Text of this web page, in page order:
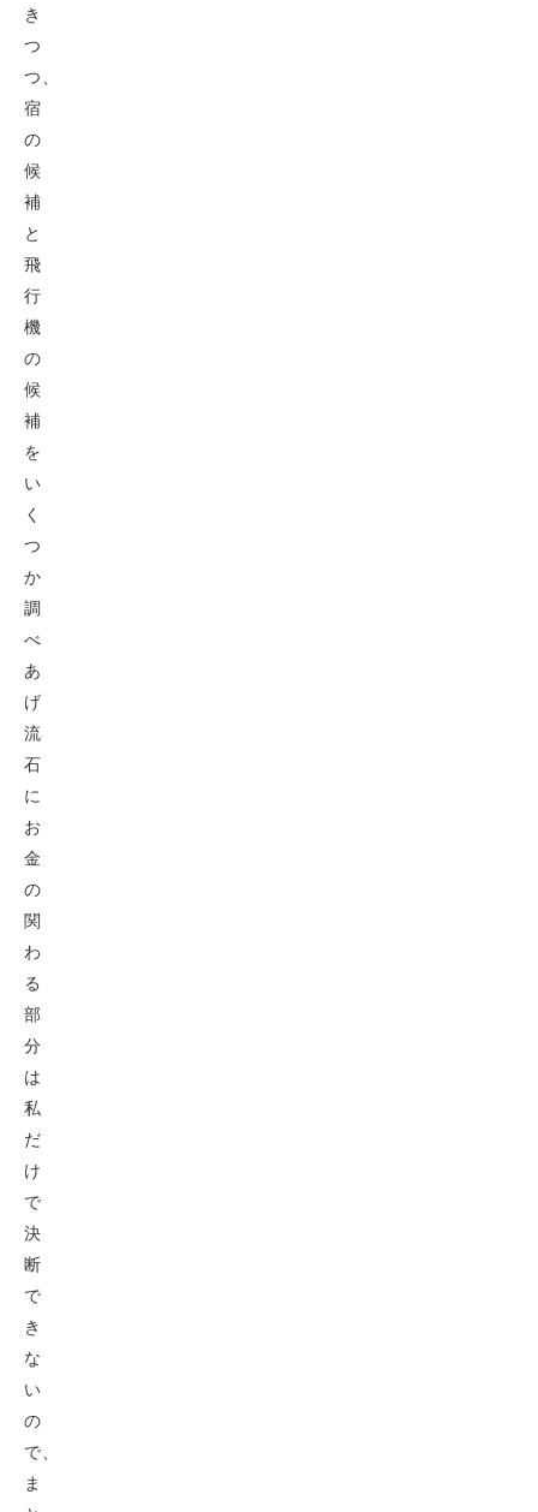
き
つ
つ、
宿
の
候
補
と
飛
行
機
の
候
補
を
い
く
つ
か
調
べ
あ
げ
流
石
に
お
金
の
関
わ
る
部
分
は
私
だ
け
で
決
断
で
き
な
い
の
で、
ま